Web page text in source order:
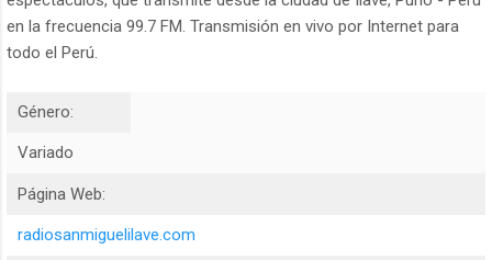
en la frecuencia 99.7 FM. Transmisión en vivo por Internet para
todo el Perú.
Género:
Variado
Página Web:
radiosanmiguelilave.com